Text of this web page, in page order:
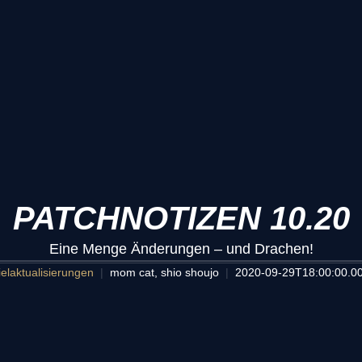
PATCHNOTIZEN 10.20
Eine Menge Änderungen – und Drachen!
mom cat, shio shoujo 2020-09-